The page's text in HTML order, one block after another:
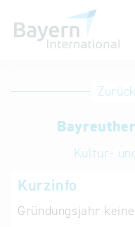
Anmeldung
Unternehmen
anmelden
anmelden
Kultur-
Kurzinfo
Gründungsjahr